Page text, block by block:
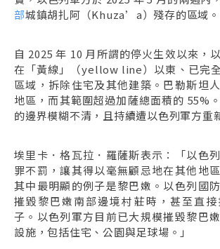
部城鎮胡扎阿（Khuza’a）殘存的區域。
自 2025 年 10 月所謂的停火生效以來，
在「黃線」（yellow line）以東、已完
區域，拆除住宅及其他建築。巴勒斯坦
地區，而其範圍超過加薩總面積的 55%
的邊界模糊不清，且持續遭以色列軍方重
埃里卡．格瓦拉．羅薩斯表示：「以色
罪不罰，讓其得以毫無顧忌地在其他地
其中最明顯的例子是黎巴嫩。以色列國
摧毀黎巴嫩南部邊境村莊時，甚至直
子。以色列軍方目前已大規模摧毀黎巴
設施，包括住宅、公園與足球場。」